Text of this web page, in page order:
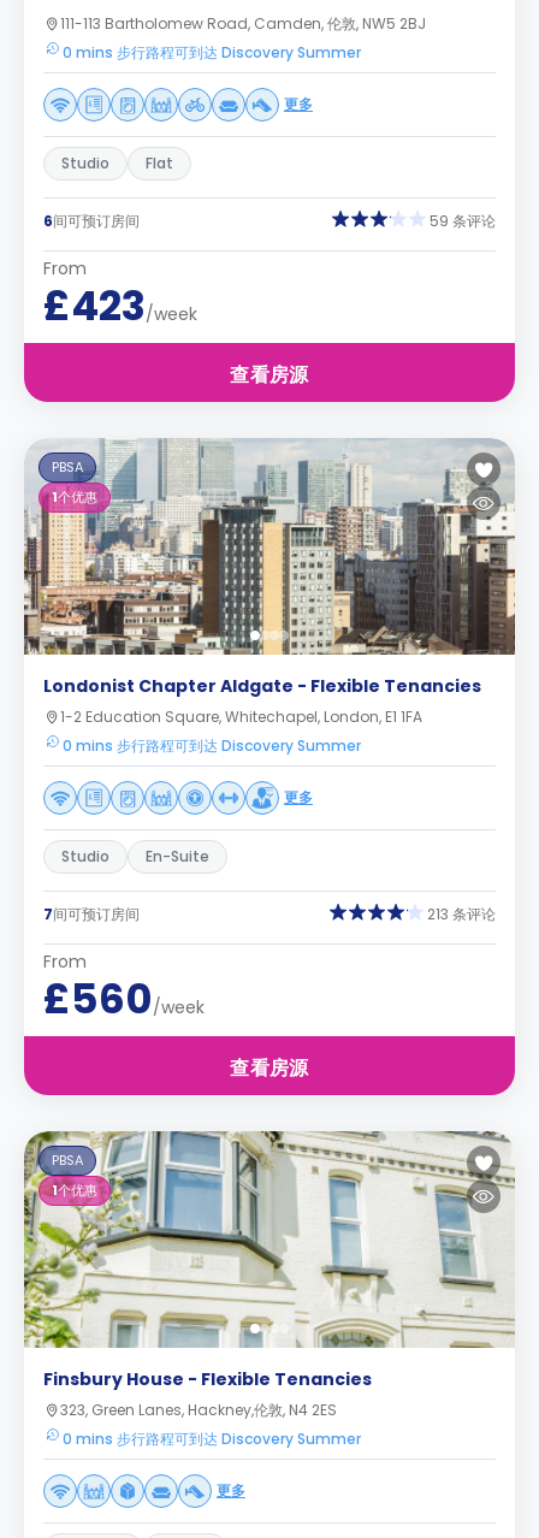
111-113 Bartholomew Road, Camden, 伦敦, NW5 2BJ
0 mins 步行路程可到达 Discovery Summer
更多
Studio Flat
6间可预订房间 59 条评论
From
£423/week
查看房源
PBSA
1个优惠
Londonist Chapter Aldgate - Flexible Tenancies
1-2 Education Square, Whitechapel, London, E1 1FA
0 mins 步行路程可到达 Discovery Summer
更多
Studio En-Suite
7间可预订房间 213 条评论
From
£560/week
查看房源
PBSA
1个优惠
Finsbury House - Flexible Tenancies
323, Green Lanes, Hackney,伦敦, N4 2ES
0 mins 步行路程可到达 Discovery Summer
更多